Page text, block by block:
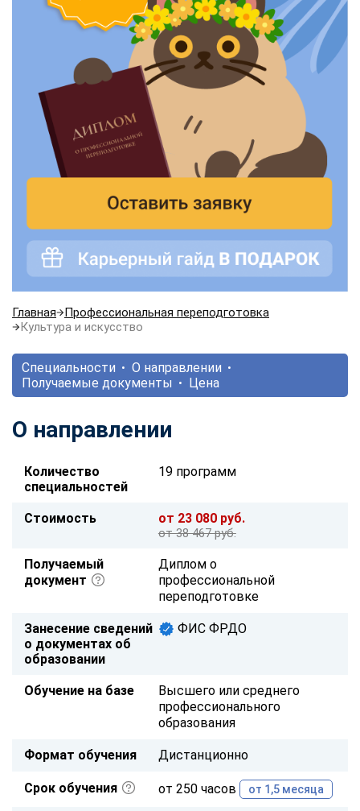
Главная
Профессиональная переподготовка
Культура и искусство
Специальности
О направлении
Получаемые документы
Цена
О направлении
Количество
специальностей
19 программ
Стоимость от 23 080 руб.
от 38 467 руб.
Получаемый
документ
Диплом о
профессиональной
переподготовке
Занесение сведений
о документах об
образовании
ФИС ФРДО
Обучение на базе
Высшего или среднего
профессионального
образования
Формат обучения Дистанционно
Срок обучения от 250 часов от 1,5 месяца